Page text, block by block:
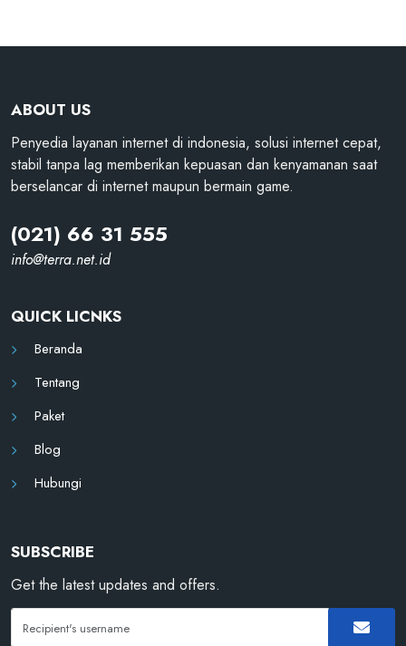
ABOUT US
Penyedia layanan internet di indonesia, solusi internet cepat,
stabil tanpa lag memberikan kepuasan dan kenyamanan saat
berselancar di internet maupun bermain game.
(021) 66 31 555
info@terra.net.id
QUICK LICNKS
Beranda
Tentang
Paket
Blog
Hubungi
SUBSCRIBE
Get the latest updates and offers.